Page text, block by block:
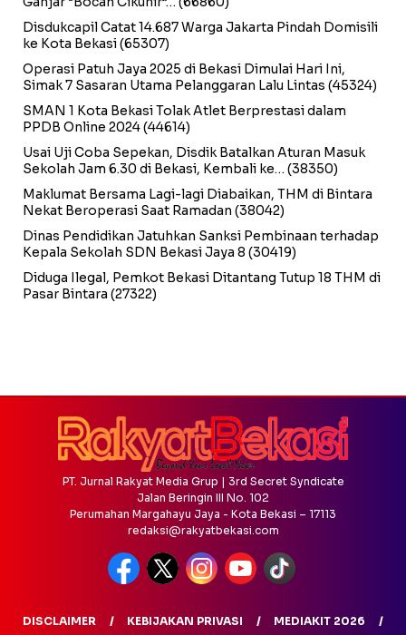
Disdukcapil Catat 14.687 Warga Jakarta Pindah Domisili
ke Kota Bekasi(65307)
Operasi Patuh Jaya 2025 di Bekasi Dimulai Hari Ini,
Simak 7 Sasaran Utama Pelanggaran Lalu Lintas (45324)
SMAN 1 Kota Bekasi Tolak Atlet Berprestasi dalam
PPDB Online 2024(44614)
Usai Uji Coba Sepekan, Disdik Batalkan Aturan Masuk
Sekolah Jam 6.30 di Bekasi, Kembali ke… (38350)
Maklumat Bersama Lagi-lagi Diabaikan, THM di Bintara
Nekat Beroperasi Saat Ramadan (38042)
Dinas Pendidikan Jatuhkan Sanksi Pembinaan terhadap
Kepala Sekolah SDN Bekasi Jaya 8 (30419)
Diduga Ilegal, Pemkot Bekasi Ditantang Tutup 18 THM di
Pasar Bintara (27322)
PT. Jurnal Rakyat Media Grup | 3rd Secret Syndicate
Jalan Beringin III No. 102
Perumahan Margahayu Jaya - Kota Bekasi – 17113
redaksi@rakyatbekasi.com
DISCLAIMER KEBIJAKAN PRIVASI MEDIAKIT 2026